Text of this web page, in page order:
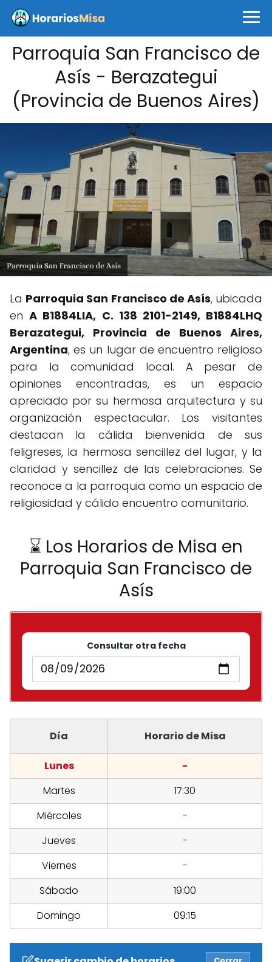
Parroquia San Francisco de
Asís - Berazategui
(Provincia de Buenos Aires)
La Parroquia San Francisco de Asís, ubicada
enA B1884LIA, C. 138 2101-2149, B1884LHQ
Berazategui, Provincia de Buenos Aires,
Argentina, es un lugar de encuentro religioso
para la comunidad local. A pesar de
opiniones encontradas, es un espacio
apreciado por su hermosa arquitectura y su
organización espectacular. Los visitantes
destacan la cálida bienvenida de sus
feligreses, la hermosa sencillez del lugar, y la
claridad y sencillez de las celebraciones. Se
reconoce a la parroquia como un espacio de
religiosidad y cálido encuentro comunitario.
⌛ Los Horarios de Misa en
Parroquia San Francisco de
Asís
Consultar otra fecha
Día Horario de Misa
Lunes
-
Martes
17:30
Miércoles
-
Jueves
-
Viernes
-
Sábado
19:00
Domingo
09:15